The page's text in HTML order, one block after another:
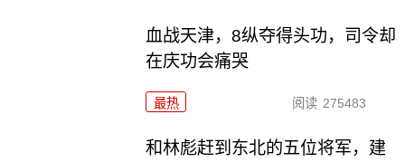
血战天津，8纵夺得头功，司令却
在庆功会痛哭
最热 阅读 275483
和林彪赶到东北的五位将军，建